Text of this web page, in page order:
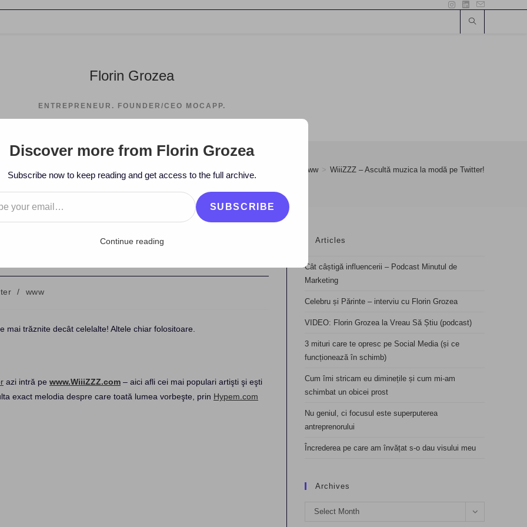
Florin Grozea
ENTREPRENEUR. FOUNDER/CEO MOCAPP.
> 2008 December www > WiiiZZZ – Ascultă muzica la modă pe Twitter!
la modă pe Twitter!
/ www
trăznite decât celelalte! Altele chiar folositoare.
azi intră pe www.WiiiZZZ.com – aici afli cei mai populari artişti şi eşti
exact melodia despre care toată lumea vorbeşte, prin Hypem.com
Articles
Cât câștigă influencerii – Podcast Minutul de
Marketing
Celebru și Părinte – interviu cu Florin Grozea
VIDEO: Florin Grozea la Vreau Să Știu (podcast)
3 mituri care te opresc pe Social Media (și ce
funcționează în schimb)
Cum îmi stricam eu diminețile și cum mi-am
schimbat un obicei prost
Nu geniul, ci focusul este superputerea
antreprenorului
Încrederea pe care am învățat s-o dau visului meu
Archives
Archives
Select Month
Discover more from Florin Grozea
Subscribe now to keep reading and get access to the full archive.
SUBSCRIBE
Continue reading